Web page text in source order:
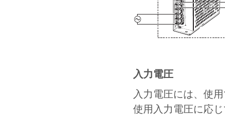
入力電圧
入力電圧には、使
使用入力電圧に応